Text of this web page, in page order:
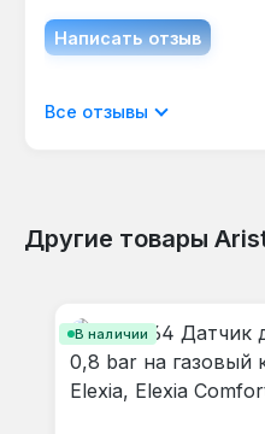
Написать отзыв
Отображать отзывы
Все отзывы
Другие товары
В наличии